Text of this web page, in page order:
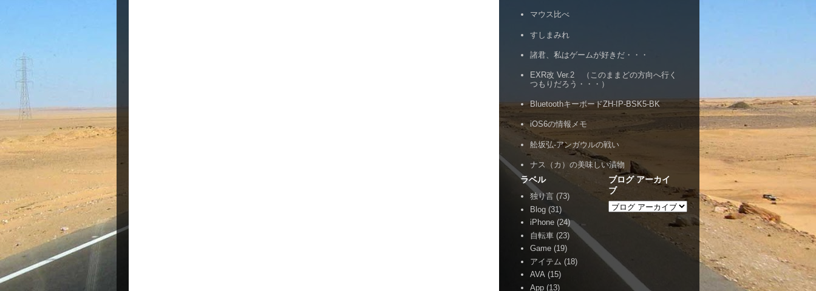
マウス比べ
すしまみれ
諸君、私はゲームが好きだ・・・
EXR改 Ver.2 （このままどの方向へ行く
つもりだろう・・・）
BluetoothキーボードZH-IP-BSK5-BK
iOS6の情報メモ
舩坂弘-アンガウルの戦い
ナス（カ）の美味しい漬物
ラベル
独り言 (73)
Blog (31)
iPhone (24)
自転車 (23)
Game (19)
アイテム (18)
AVA (15)
App (13)
ブログ アーカイ
ブ